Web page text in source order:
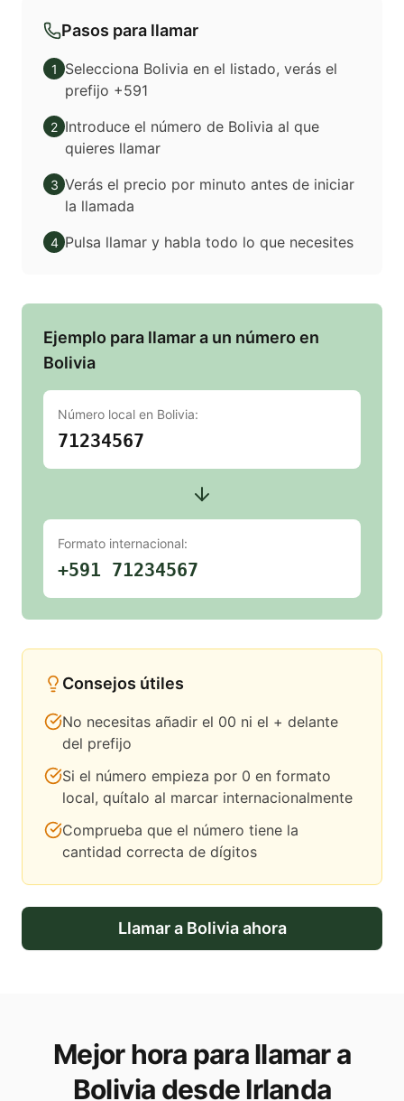
Pasos para llamar
1
Selecciona Bolivia en el listado, verás el
prefijo +591
2 Introduce el número de Bolivia al que
quieres llamar
3 Verás el precio por minuto antes de iniciar
la llamada
4 Pulsa llamar y habla todo lo que necesites
Ejemplo para llamar a un número en
Bolivia
Número local en Bolivia:
71234567
Formato internacional:
+591 71234567
Consejos útiles
No necesitas añadir el 00 ni el + delante
del prefijo
Si el número empieza por 0 en formato
local, quítalo al marcar internacionalmente
Comprueba que el número tiene la
cantidad correcta de dígitos
Llamar a Boliviaahora
Mejor hora para llamar a
Bolivia desde Irlanda